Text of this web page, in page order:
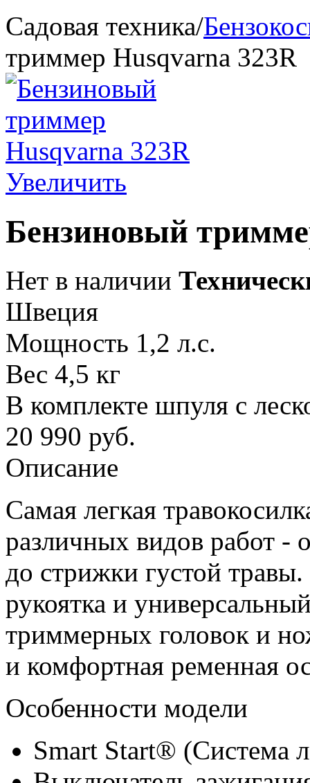
Садовая техника/
триммер Husqvarna 323R
Увеличить
Бензиновый
Нет в наличии
Швеция
Мощность 1,2 л.с.
Вес 4,5 кг
В комплекте шпуля с
20 990 руб.
Описание
Самая легкая
различных видов работ -
до стрижки густой
рукоятка и
триммерных головок и
и комфортная ременная
Особенности модели
Smart Start® (Система